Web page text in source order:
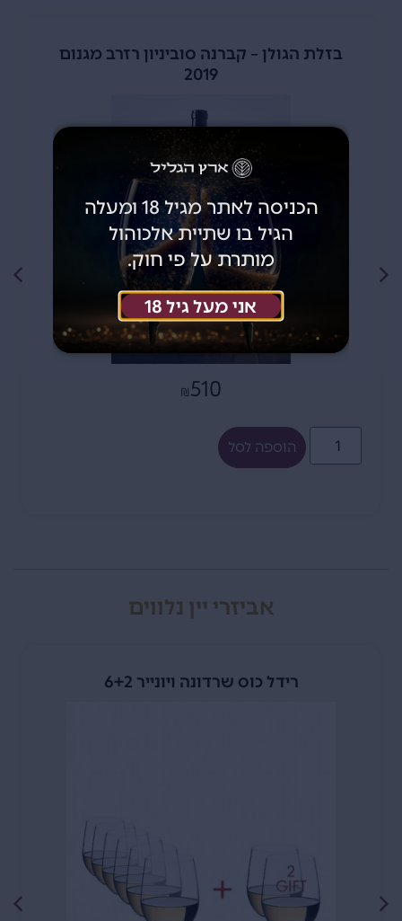
בזלת הגולן – קברנה סוביניון רזרב מגנום
2019
₪ 510
הוספה לסל
אביזרי יין נלווים
רידל כוס שרדונה ויונייר 6+2
הכניסה לאתר מגיל 18 ומעלה
הגיל בו שתיית אלכוהול
מותרת על פי חוק.
אני מעל גיל 18